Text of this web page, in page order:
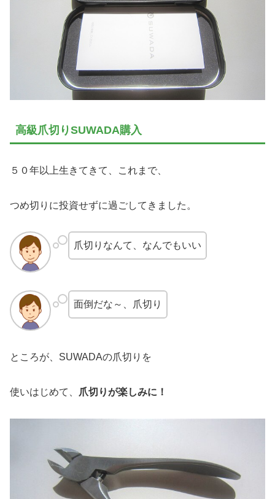
高級爪切りSUWADA購入
５０年以上生きてきて、これまで、
つめ切りに投資せずに過ごしてきました。
爪切りなんて、なんでもいい
面倒だな～、爪切り
ところが、SUWADAの爪切りを
使いはじめて、 爪切りが楽しみに！